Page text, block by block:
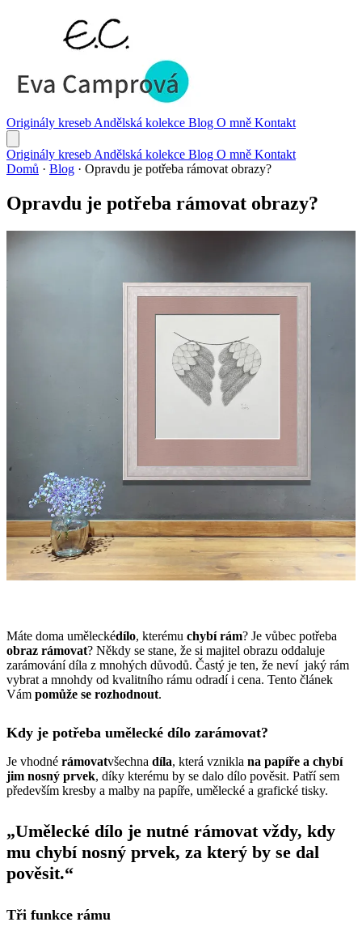
Originály kreseb Andělská kolekce Blog O mně Kontakt
Originály kreseb Andělská kolekce Blog O mně Kontakt
Domů · Blog · Opravdu je potřeba rámovat obrazy?
Opravdu je potřeba rámovat obrazy?
Máte doma uměleckédílo, kterému chybí rám? Je vůbec potřeba
obraz rámovat? Někdy se stane, že si majitel obrazu oddaluje
zarámování díla z mnohých důvodů. Častý je ten, že neví jaký rám
vybrat a mnohdy od kvalitního rámu odradí i cena. Tento článek
Vám pomůže se rozhodnout.
Kdy je potřeba umělecké dílo zarámovat?
Je vhodné rámovatvšechna díla, která vznikla na papíře a chybí
jim nosný prvek, díky kterému by se dalo dílo pověsit. Patří sem
především kresby a malby na papíře, umělecké a grafické tisky.
„Umělecké dílo je nutné rámovat vždy, kdy
mu chybí nosný prvek, za který by se dal
pověsit.“
Tři funkce rámu